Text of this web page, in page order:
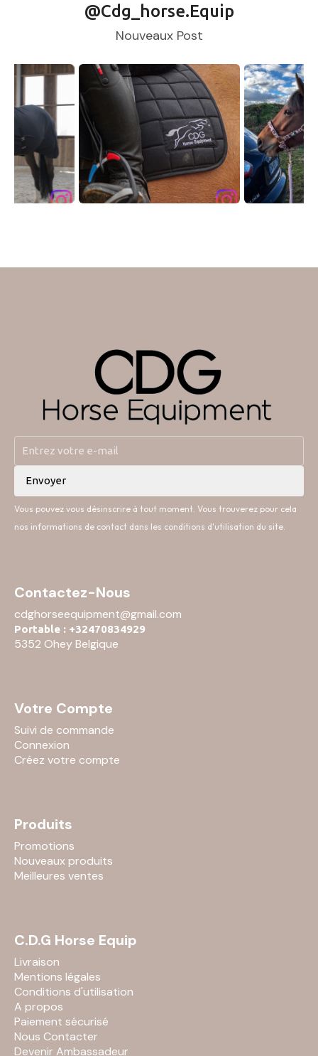
@cdg_horse.equip
Nouveaux Post
Contactez-Nous
cdghorseequipment@gmail.com
Portable : +32470834929
5352 Ohey Belgique
Votre Compte
Suivi de commande
Connexion
Créez votre compte
Produits
Promotions
Nouveaux produits
Meilleures ventes
C.D.G Horse Equip
Livraison
Mentions légales
Conditions d'utilisation
A propos
Paiement sécurisé
Nous Contacter
Devenir Ambassadeur
Vous pouvez vous désinscrire à tout moment. Vous trouverez pour cela
nos informations de contact dans les conditions d'utilisation du site.